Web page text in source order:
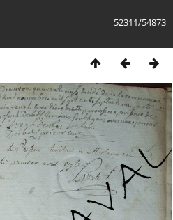
52311/54873